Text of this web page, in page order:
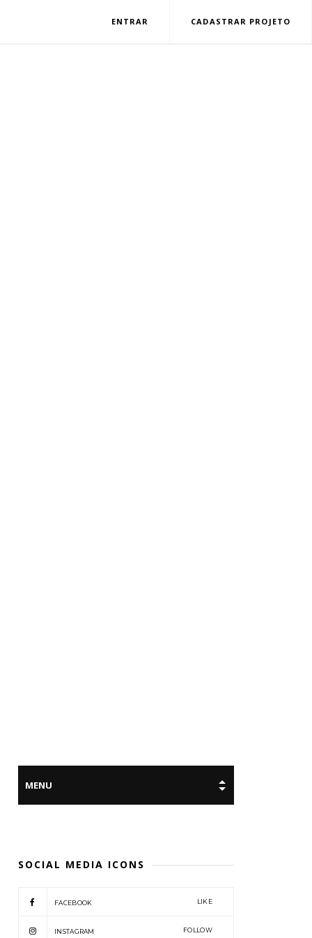
ENTRAR CADASTRAR PROJETO
SOCIAL MEDIA ICONS
FACEBOOK LIKE
INSTAGRAM FOLLOW